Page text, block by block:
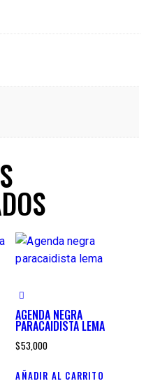
AGENDA NEGRA
PARACAIDISTA LEMA
$53,000
AÑADIR AL CARRITO